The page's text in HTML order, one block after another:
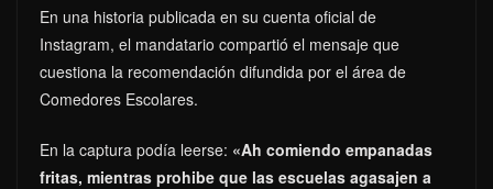
En una historia publicada en su cuenta oficial de
Instagram, el mandatario compartió el mensaje que
cuestiona la recomendación difundida por el área de
Comedores Escolares.
En la captura podía leerse: «Ah comiendo empanadas
fritas, mientras prohibe que las escuelas agasajen a